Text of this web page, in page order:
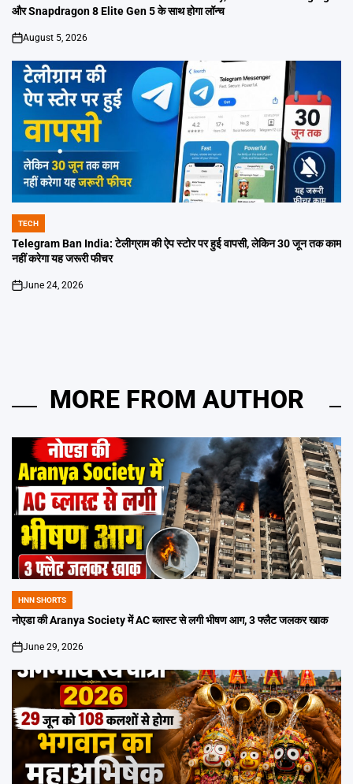
और Snapdragon 8 Elite Gen 5 के साथ होगा लॉन्च
on
August 5, 2026
POSTED
IN
TECH
Telegram Ban India: टेलीग्राम की ऐप स्टोर पर हुई वापसी, लेकिन 30 जून तक काम
नहीं करेगा यह जरूरी फीचर
on
June 24, 2026
MORE FROM AUTHOR
POSTED
IN
HNN SHORTS
नोएडा की Aranya Society में AC ब्लास्ट से लगी भीषण आग, 3 फ्लैट जलकर खाक
on
June 29, 2026